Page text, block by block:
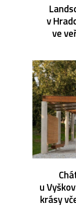
v
ve
u
krásy